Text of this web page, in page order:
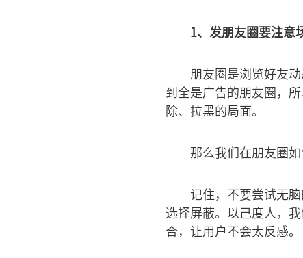
1、发朋友圈要注意
朋友圈是浏览好友
到全是广告的朋友圈，
除、拉黑的局面。
那么我们在朋友圈
记住，不要尝试无
选择屏蔽。以己度人，
合，让用户不会太反感。